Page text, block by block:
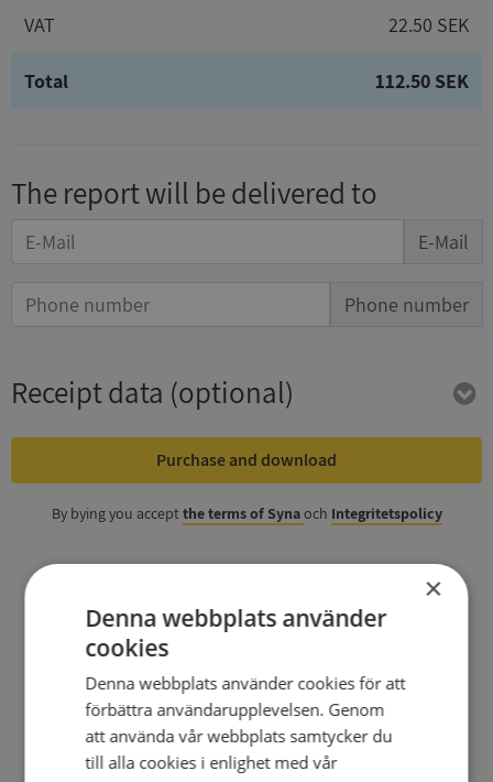
VAT 22.50 SEK
Total 112.50 SEK
The report will be delivered to
E-Mail
Phone number
Receipt data (optional)
Purchase and download
By bying you acceptthe terms of Synaoch Integritetspolicy
×
Denna webbplats använder
cookies
Denna webbplats använder cookies för att
förbättra användarupplevelsen. Genom
att använda vår webbplats samtycker du
till alla cookies i enlighet med vår